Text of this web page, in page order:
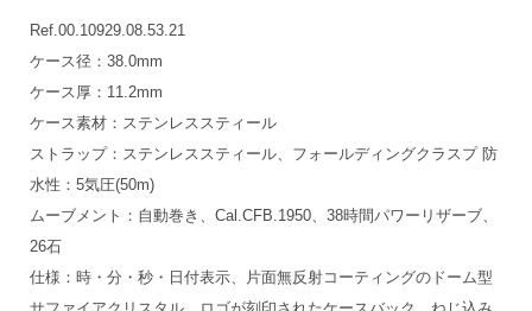
Ref.00.10929.08.53.21
ケース径：38.0mm
ケース厚：11.2mm
ケース素材：ステンレススティール
ストラップ：ステンレススティール、フォールディングクラスプ 防
水性：5気圧(50m)
ムーブメント：自動巻き、Cal.CFB.1950、38時間パワーリザーブ、
26石
仕様：時・分・秒・日付表示、片面無反射コーティングのドーム型